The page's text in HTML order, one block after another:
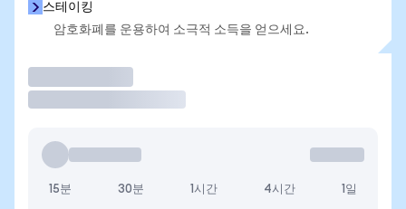
스테이킹
암호화폐를 운용하여 소극적 소득을 얻으세요.
15분 30분 1시간 4시간 1일